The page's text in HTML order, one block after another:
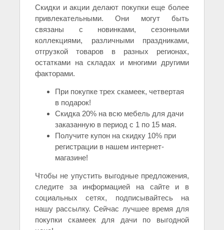
Скидки и акции делают покупки еще более
привлекательными. Они могут быть
связаны с новинками, сезонными
коллекциями, различными праздниками,
отгрузкой товаров в разных регионах,
остатками на складах и многими другими
факторами.
При покупке трех скамеек, четвертая
в подарок!
Скидка 20% на всю мебель для дачи
заказанную в период с 1 по 15 мая.
Получите купон на скидку 10% при
регистрации в нашем интернет-
магазине!
Чтобы не упустить выгодные предложения,
следите за информацией на сайте и в
социальных сетях, подписывайтесь на
нашу рассылку. Сейчас лучшее время для
покупки скамеек для дачи по выгодной